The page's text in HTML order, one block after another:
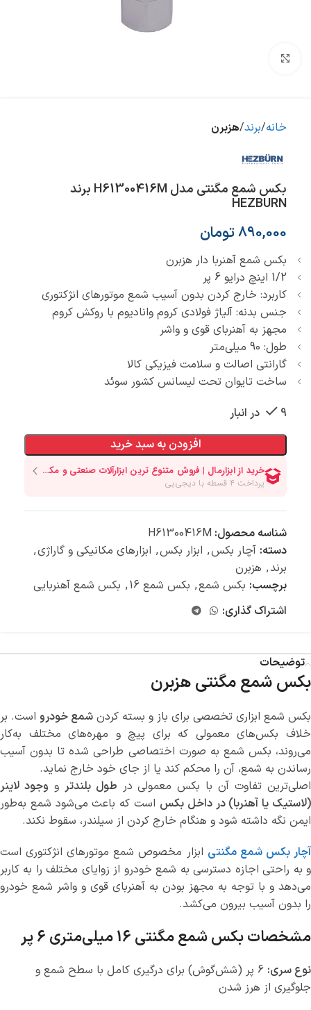
خانه برند هزبرن
بکس شمع مگنتی مدل H61300416M برند
HEZBURN
890,000تومان
بکس شمع آهنربا دار هزبرن
1/2 اینچ درایو 6 پر
کاربرد: خارج کردن بدون آسیب شمع موتورهای انژکتوری
جنس بدنه: آلیاژ فولادی کروم وانادیوم با روکش کروم
مجهز به آهنربای قوی و واشر
طول: 90 میلی‌متر
گارانتی اصالت و سلامت فیزیکی کالا
ساخت تایوان تحت لیسانس کشور سوئد
9 در انبار
افزودن به سبد خرید
شناسه محصول: H61300416M
دسته: آچار بکس, ابزار بکس, ابزارهای مکانیکی و گاراژی,
برند, هزبرن
برچسب: بکس شمع, بکس شمع 16 , بکس شمع آهنربایی
اشتراک گذاری:
توضیحات
بکس شمع مگنتی هزبرن
بکس شمع ابزاری تخصصی برای باز و بسته کردن شمع خودرو است. بر
خلاف بکس‌های معمولی که برای پیچ و مهره‌های مختلف به‌کار
می‌روند، بکس شمع به صورت اختصاصی طراحی شده تا بدون آسیب
رساندن به شمع، آن را محکم کند یا از جای خود خارج نماید.
اصلی‌ترین تفاوت آن با بکس معمولی در طول بلندتر و وجود لاینر
(لاستیک یا آهنربا) در داخل بکس است که باعث می‌شود شمع به‌طور
ایمن نگه داشته شود و هنگام خارج کردن از سیلندر، سقوط نکند.
آچار بکس شمع مگنتی ابزار مخصوص شمع موتورهای انژکتوری است
و به راحتی اجازه دسترسی به شمع خودرو از زوایای مختلف را به کاربر
می‌دهد و با توجه به مجهز بودن به آهنربای قوی و واشر شمع خودرو
را بدون آسیب بیرون می‌کشد.
مشخصات بکس شمع مگنتی 16 میلی‌متری 6 پر
نوع سری:
6 پر (شش‌گوش) برای درگیری کامل با سطح شمع و
جلوگیری از هرز شدن